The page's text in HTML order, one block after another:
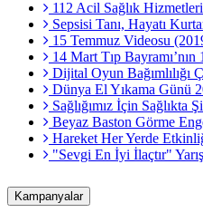
112 Acil Sağlık
Sepsisi Tanı, Hayatı
15 Temmuz Videosu
14 Mart Tıp Bayramı’nın
Dijital Oyun Bağımlılığı
Dünya El Yıkama Günü
Sağlığımız İçin Sağlıkta
Beyaz Baston Görme
Hareket Her Yerde
"Sevgi En İyi İlaçtır"
Kampanyalar